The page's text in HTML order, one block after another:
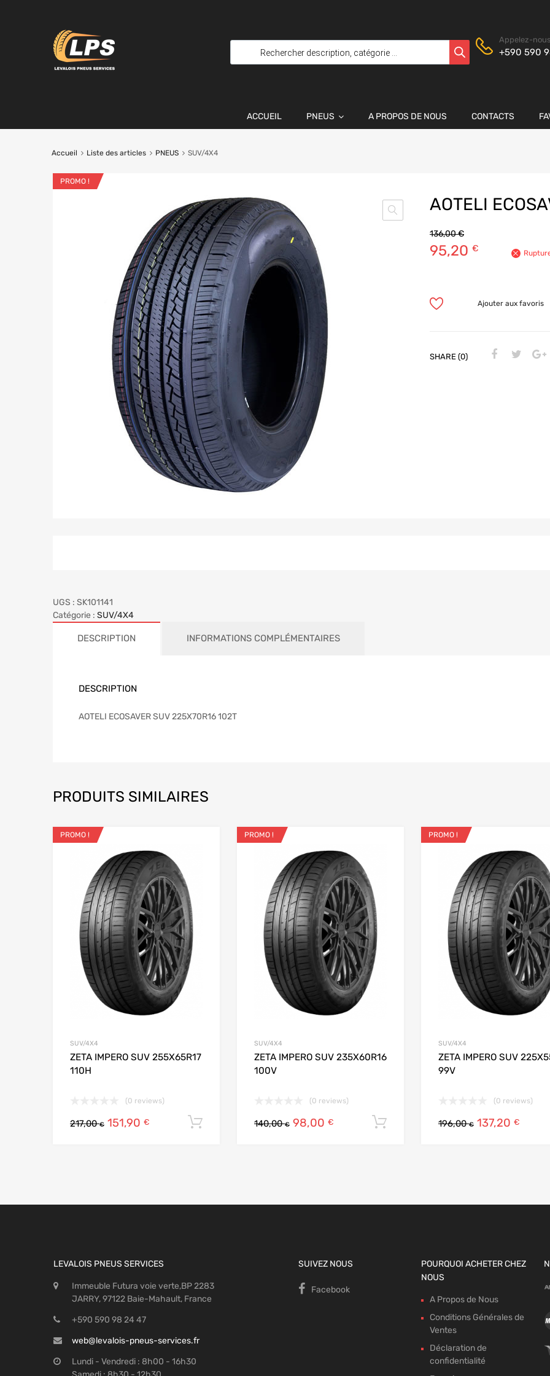
Appelez-
+590 590
ACCUEIL PNEUS A PROPOS DE NOUS CONTACTS
Accueil Liste des articles PNEUS SUV/4X4
PROMO !
AOTELI
136,00€
95,20 €
Ajouter aux favoris
SHARE (0)
UGS : SK101141
Catégorie : SUV/4X4
DESCRIPTION INFORMATIONS COMPLÉMENTAIRES
DESCRIPTION
AOTELI ECOSAVER SUV 225X70R16 102T
PRODUITS SIMILAIRES
PROMO !
Add to Compare
SUV/4X4
ZETA IMPERO SUV 255X65R17
110H
(0 reviews)
217,00€ 151,90€ Ajouter au panier
PROMO !
Add to Compare
SUV/4X4
ZETA IMPERO SUV 235X60R16
100V
(0 reviews)
140,00€ 98,00 € Ajouter au panier
PROMO !
SUV/4X4
ZETA IMPERO SUV
99V
(0 reviews)
196,00€ 137,20 €
LEVALOIS PNEUS SERVICES
Immeuble Futura voie verte,BP 2283
JARRY, 97122 Baie-Mahault, France
+590 590 98 24 47
web@levalois-pneus-services.fr
Lundi - Vendredi : 8h00 - 16h30
SUIVEZ NOUS
Facebook
POURQUOI ACHETER CHEZ
NOUS
A Propos de Nous
Conditions Générales de
Ventes
Déclaration de
confidentialité